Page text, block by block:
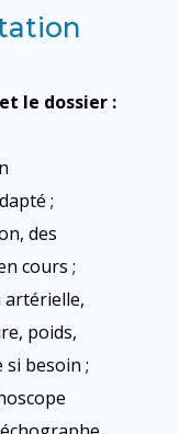
le dossier :
;
des
cours ;
artérielle,
poids,
besoin ;